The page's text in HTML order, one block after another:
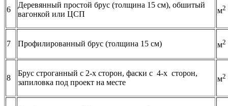
6
Деревянный простой брус (толщина 15 см), обшитый
вагонкой или ЦСП
м2
7 Профилированный брус (толщина 15 см) м2
8
Брус строганный с 2-х сторон, фаски с 4-х сторон,
запиловка под проект на месте
м2